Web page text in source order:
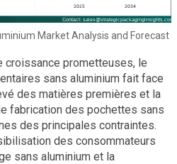
Market Analysis and Forecast
prometteuses, le
sans aluminium fait face
des matières premières et la
fabrication des pochettes sans
des principales contraintes.
des consommateurs
sans aluminium et la